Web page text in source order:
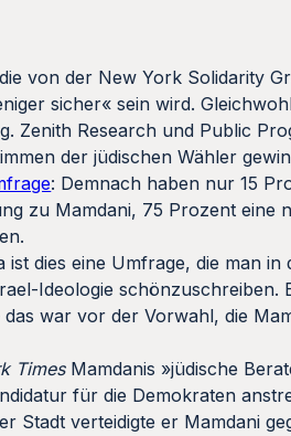
von der New York Solidarity
sicher« sein wird.
Zenith Research und Public
der jüdischen Wähler
: Demnach haben nur 15
zu Mamdani, 75 Prozent eine
dies eine Umfrage, die man in
Ideologie
war vor der Vorwahl, die
TimesMamdanis »jüdische
für die Demokraten
Stadt verteidigte er Mamdani